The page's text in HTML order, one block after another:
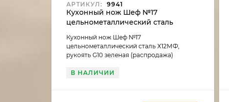
АРТИКУЛ: 9941
Кухонный нож Шеф №17
цельнометаллический сталь
(распродажа)
Кухонный нож Шеф №17
цельнометаллический сталь Х12МФ,
рукоять G10 зеленая (распродажа)
В НАЛИЧИИ